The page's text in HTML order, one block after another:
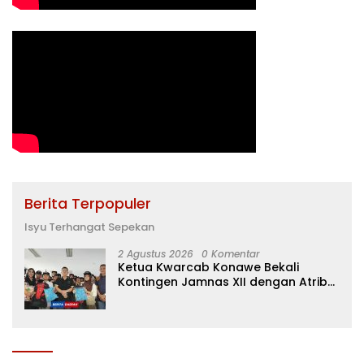
Berita Terpopuler
Isyu Terhangat Sepekan
2 Agustus 2026 0 Komentar
Ketua Kwarcab Konawe Bekali
Kontingen Jamnas XII dengan Atribut